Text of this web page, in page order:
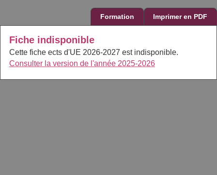
Formation Imprimer en PDF
Fiche indisponible
Cette fiche ects d'UE 2026-2027 est indisponible.
Consulter la version de l'année 2025-2026